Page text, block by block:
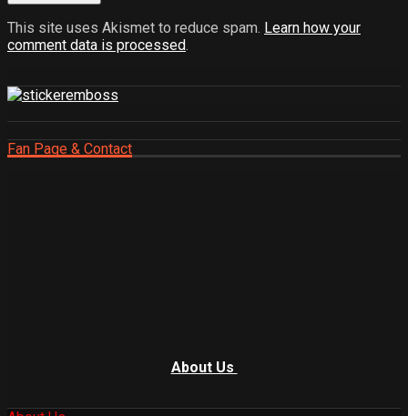
This site uses Akismet to reduce spam. Learn how your
comment data is processed.
Fan Page & Contact
About Us